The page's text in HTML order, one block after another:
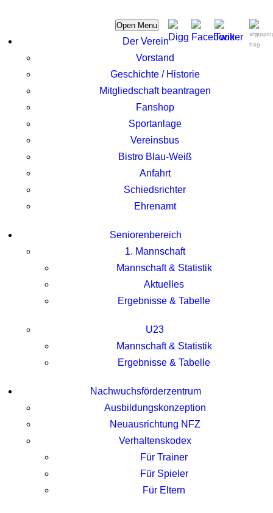
0
Open Menu
Der Verein
Vorstand
Geschichte / Historie
Mitgliedschaft beantragen
Fanshop
Sportanlage
Vereinsbus
Bistro Blau-Weiß
Anfahrt
Schiedsrichter
Ehrenamt
Seniorenbereich
1. Mannschaft
Mannschaft & Statistik
Aktuelles
Ergebnisse & Tabelle
U23
Mannschaft & Statistik
Ergebnisse & Tabelle
Nachwuchsförderzentrum
Ausbildungskonzeption
Neuausrichtung NFZ
Verhaltenskodex
Für Trainer
Für Spieler
Für Eltern